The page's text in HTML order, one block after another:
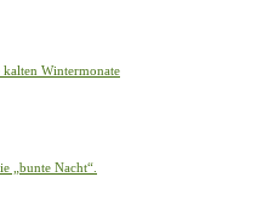
Wintermonate
„bunte Nacht“.